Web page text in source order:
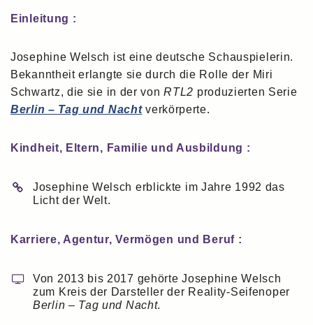
Einleitung :
Josephine Welsch ist eine deutsche Schauspielerin.
Bekanntheit erlangte sie durch die Rolle der Miri
Schwartz, die sie in der vonRTL2 produzierten Serie
Berlin – Tag und Nachtverkörperte.
Kindheit, Eltern, Familie und Ausbildung :
Josephine Welsch erblickte im Jahre 1992 das
Licht der Welt.
Karriere, Agentur, Vermögen und Beruf :
Von 2013 bis 2017 gehörte Josephine Welsch
zum Kreis der Darsteller der Reality-Seifenoper
Berlin – Tag und Nacht.